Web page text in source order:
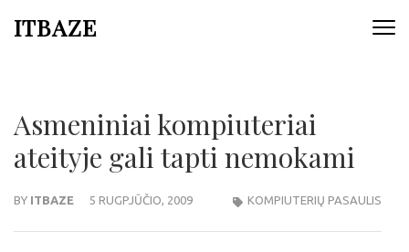
ITBAZE
Asmeniniai kompiuteriai
ateityje gali tapti nemokami
BY ITBAZE 5 RUGPJŪČIO, 2009 KOMPIUTERIŲ PASAULIS